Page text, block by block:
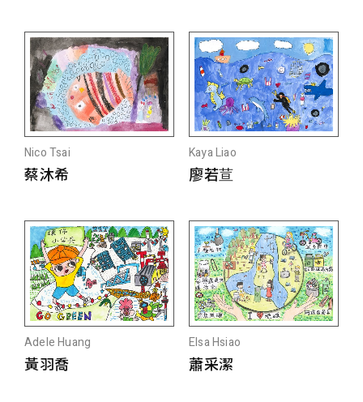
Nico Tsai
蔡沐希
Kaya Liao
廖若荁
Adele Huang
黃羽喬
Elsa Hsiao
蕭采潔